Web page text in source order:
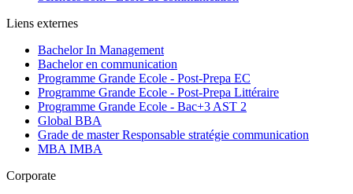
Liens externes
Bachelor In Management
Bachelor en communication
Programme Grande Ecole - Post-Prepa EC
Programme Grande Ecole - Post-Prepa Littéraire
Programme Grande Ecole - Bac+3 AST 2
Global BBA
Grade de master Responsable stratégie communication
MBA IMBA
Corporate